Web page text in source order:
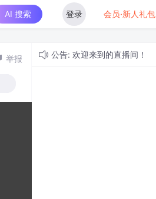
AI 搜索 登录 会员·新人礼包
举报 公告: 欢迎来到的直播间！